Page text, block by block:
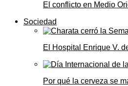
El conflicto en Medio
Sociedad
El Hospital Enrique V.
Por qué la cerveza se